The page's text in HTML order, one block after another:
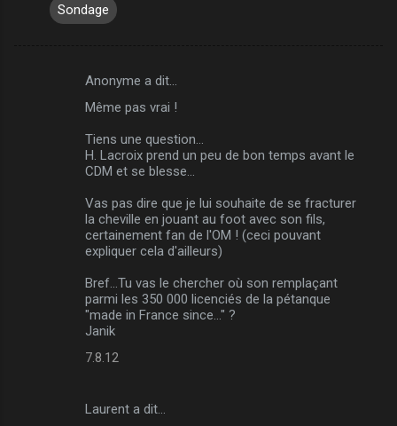
Sondage
Anonyme a dit…
Même pas vrai !
Tiens une question...
H. Lacroix prend un peu de bon temps avant le
CDM et se blesse...
Vas pas dire que je lui souhaite de se fracturer
la cheville en jouant au foot avec son fils,
certainement fan de l'OM ! (ceci pouvant
expliquer cela d'ailleurs)
Bref...Tu vas le chercher où son remplaçant
parmi les 350 000 licenciés de la pétanque
"made in France since..." ?
Janik
7.8.12
Laurent a dit…